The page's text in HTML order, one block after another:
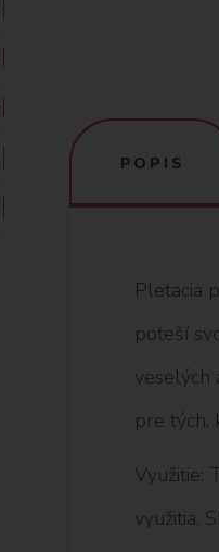
POPIS
Pletacia
poteší
veselých
pre tých,
Využitie:
využitia.